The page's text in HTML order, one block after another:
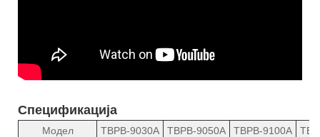
Спецификација
Модел TBPB-9030A TBPB-9050A TBPB-9100A